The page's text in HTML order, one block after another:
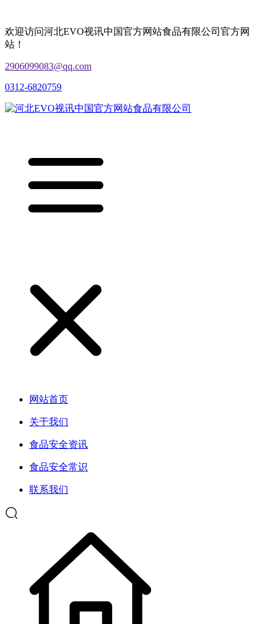
欢迎访问河北EVO视讯中国官方网站食品有限公司官方网
站！
2906099083@qq.com
0312-6820759
网站首页
关于我们
食品安全资讯
食品安全常识
联系我们